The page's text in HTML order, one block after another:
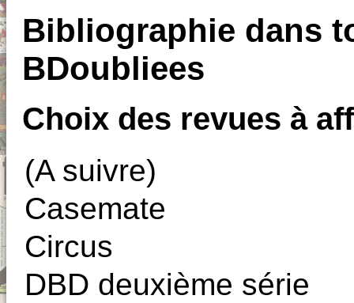
Bibliographie dans
BDoubliees
Choix des revues à
(A suivre)
Casemate
Circus
DBD deuxième série